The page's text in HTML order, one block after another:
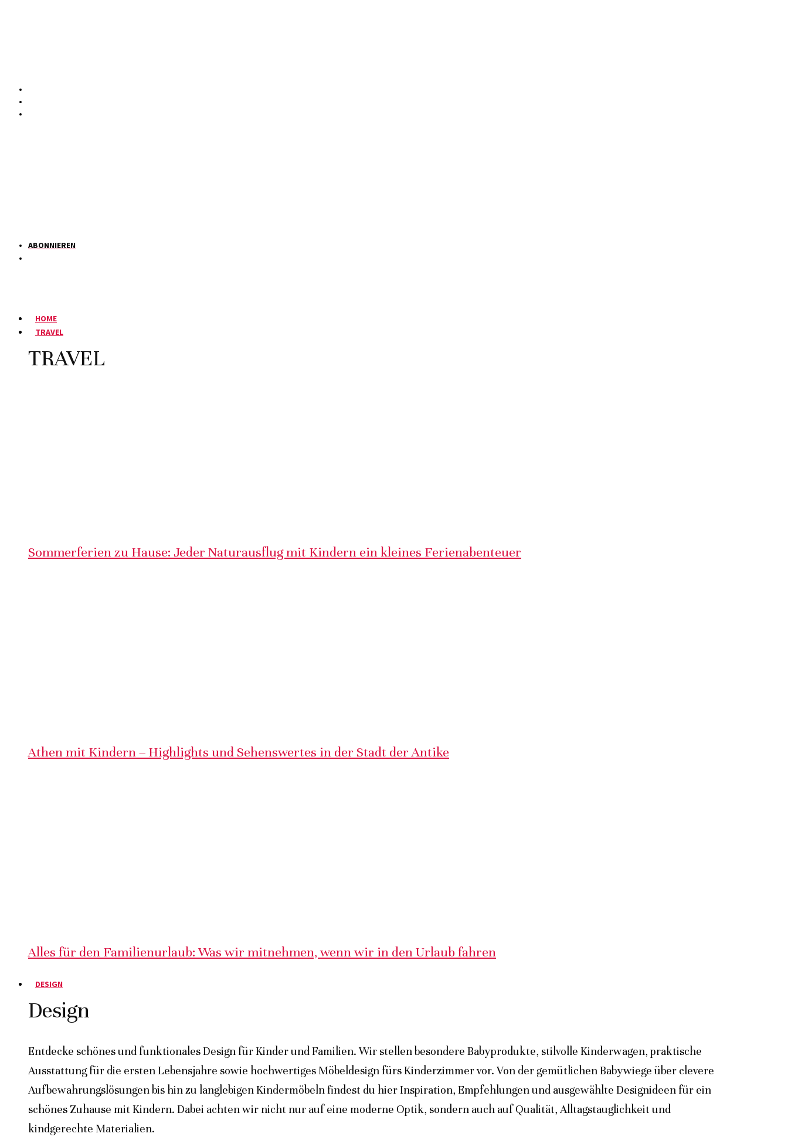
ABONNIEREN
HOME
TRAVEL
TRAVEL
Sommerferien zu Hause: Jeder Naturausflug mit Kindern ein kleines Ferienabenteuer
Athen mit Kindern – Highlights und Sehenswertes in der Stadt der Antike
Alles für den Familienurlaub: Was wir mitnehmen, wenn wir in den Urlaub fahren
DESIGN
Design
Entdecke schönes und funktionales Design für Kinder und Familien. Wir stellen besondere Babyprodukte, stilvolle Kinderwagen, praktische
Ausstattung für die ersten Lebensjahre sowie hochwertiges Möbeldesign fürs Kinderzimmer vor. Von der gemütlichen Babywiege über clevere
Aufbewahrungslösungen bis hin zu langlebigen Kindermöbeln findest du hier Inspiration, Empfehlungen und ausgewählte Designideen für ein
schönes Zuhause mit Kindern. Dabei achten wir nicht nur auf eine moderne Optik, sondern auch auf Qualität, Alltagstauglichkeit und
kindgerechte Materialien.